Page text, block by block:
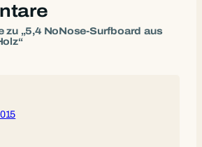
zu „5,4 NoNose-Surfboard aus